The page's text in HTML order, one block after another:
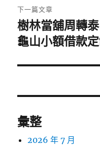
章:
下一篇文章
下
一
文
樹林當舖周轉
龜山小額借款
彙整
2026 年 7 月